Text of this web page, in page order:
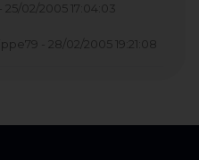
- 25/02/2005 17:04:03
- 28/02/2005 19:21:08